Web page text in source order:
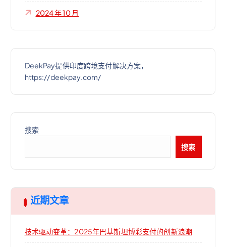
2024 年 10 月
DeekPay提供印度跨境支付解决方案，
https://deekpay.com/
搜索
搜索
近期文章
技术驱动变革：2025年巴基斯坦博彩支付的创新浪潮